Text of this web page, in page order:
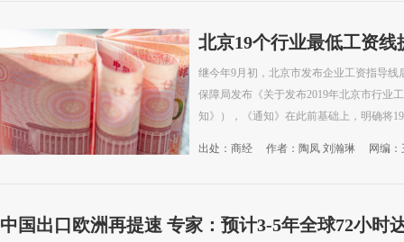
北京19个行业最低工资线
继今年9月初，北京市发布企业工资指导线
保障局发布《关于发布2019年北京市行业
知》），《通知》在此前基础上，明确将
出处：商经 作者：陶凤 刘瀚琳 网编：
中国出口欧洲再提速 专家：预计3-5年全球72小时